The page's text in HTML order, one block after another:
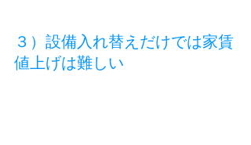
３）設備入れ替えだけでは家賃
値上げは難しい